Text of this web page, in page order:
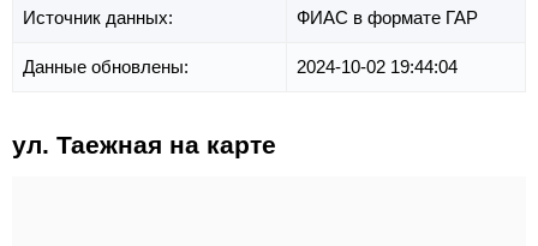
Источник данных: ФИАС в формате ГАР
Данные обновлены: 2024-10-02 19:44:04
ул. Таежная на карте